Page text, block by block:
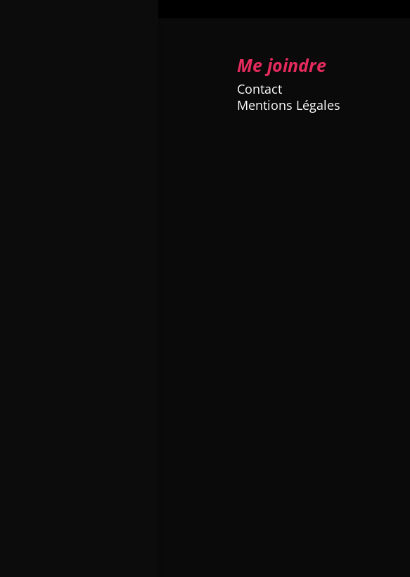
Me joindre
Contact
Mentions Légales